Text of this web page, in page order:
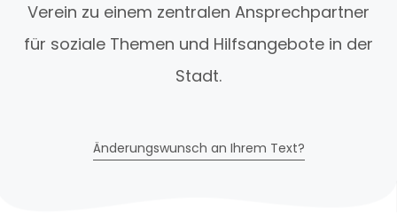
Verein zu einem zentralen Ansprechpartner
für soziale Themen und Hilfsangebote in der
Stadt.
Änderungswunsch an Ihrem Text?